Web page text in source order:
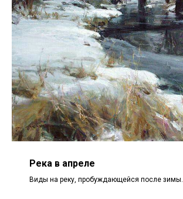
Река в апреле
Виды на реку, пробуждающейся после зимы.